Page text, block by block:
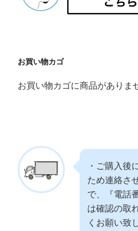
お買い物カゴ
お買い物カゴに商品がありま
・ご購入後
ため連絡さ
で、『電話
は確認の取
くお願い致